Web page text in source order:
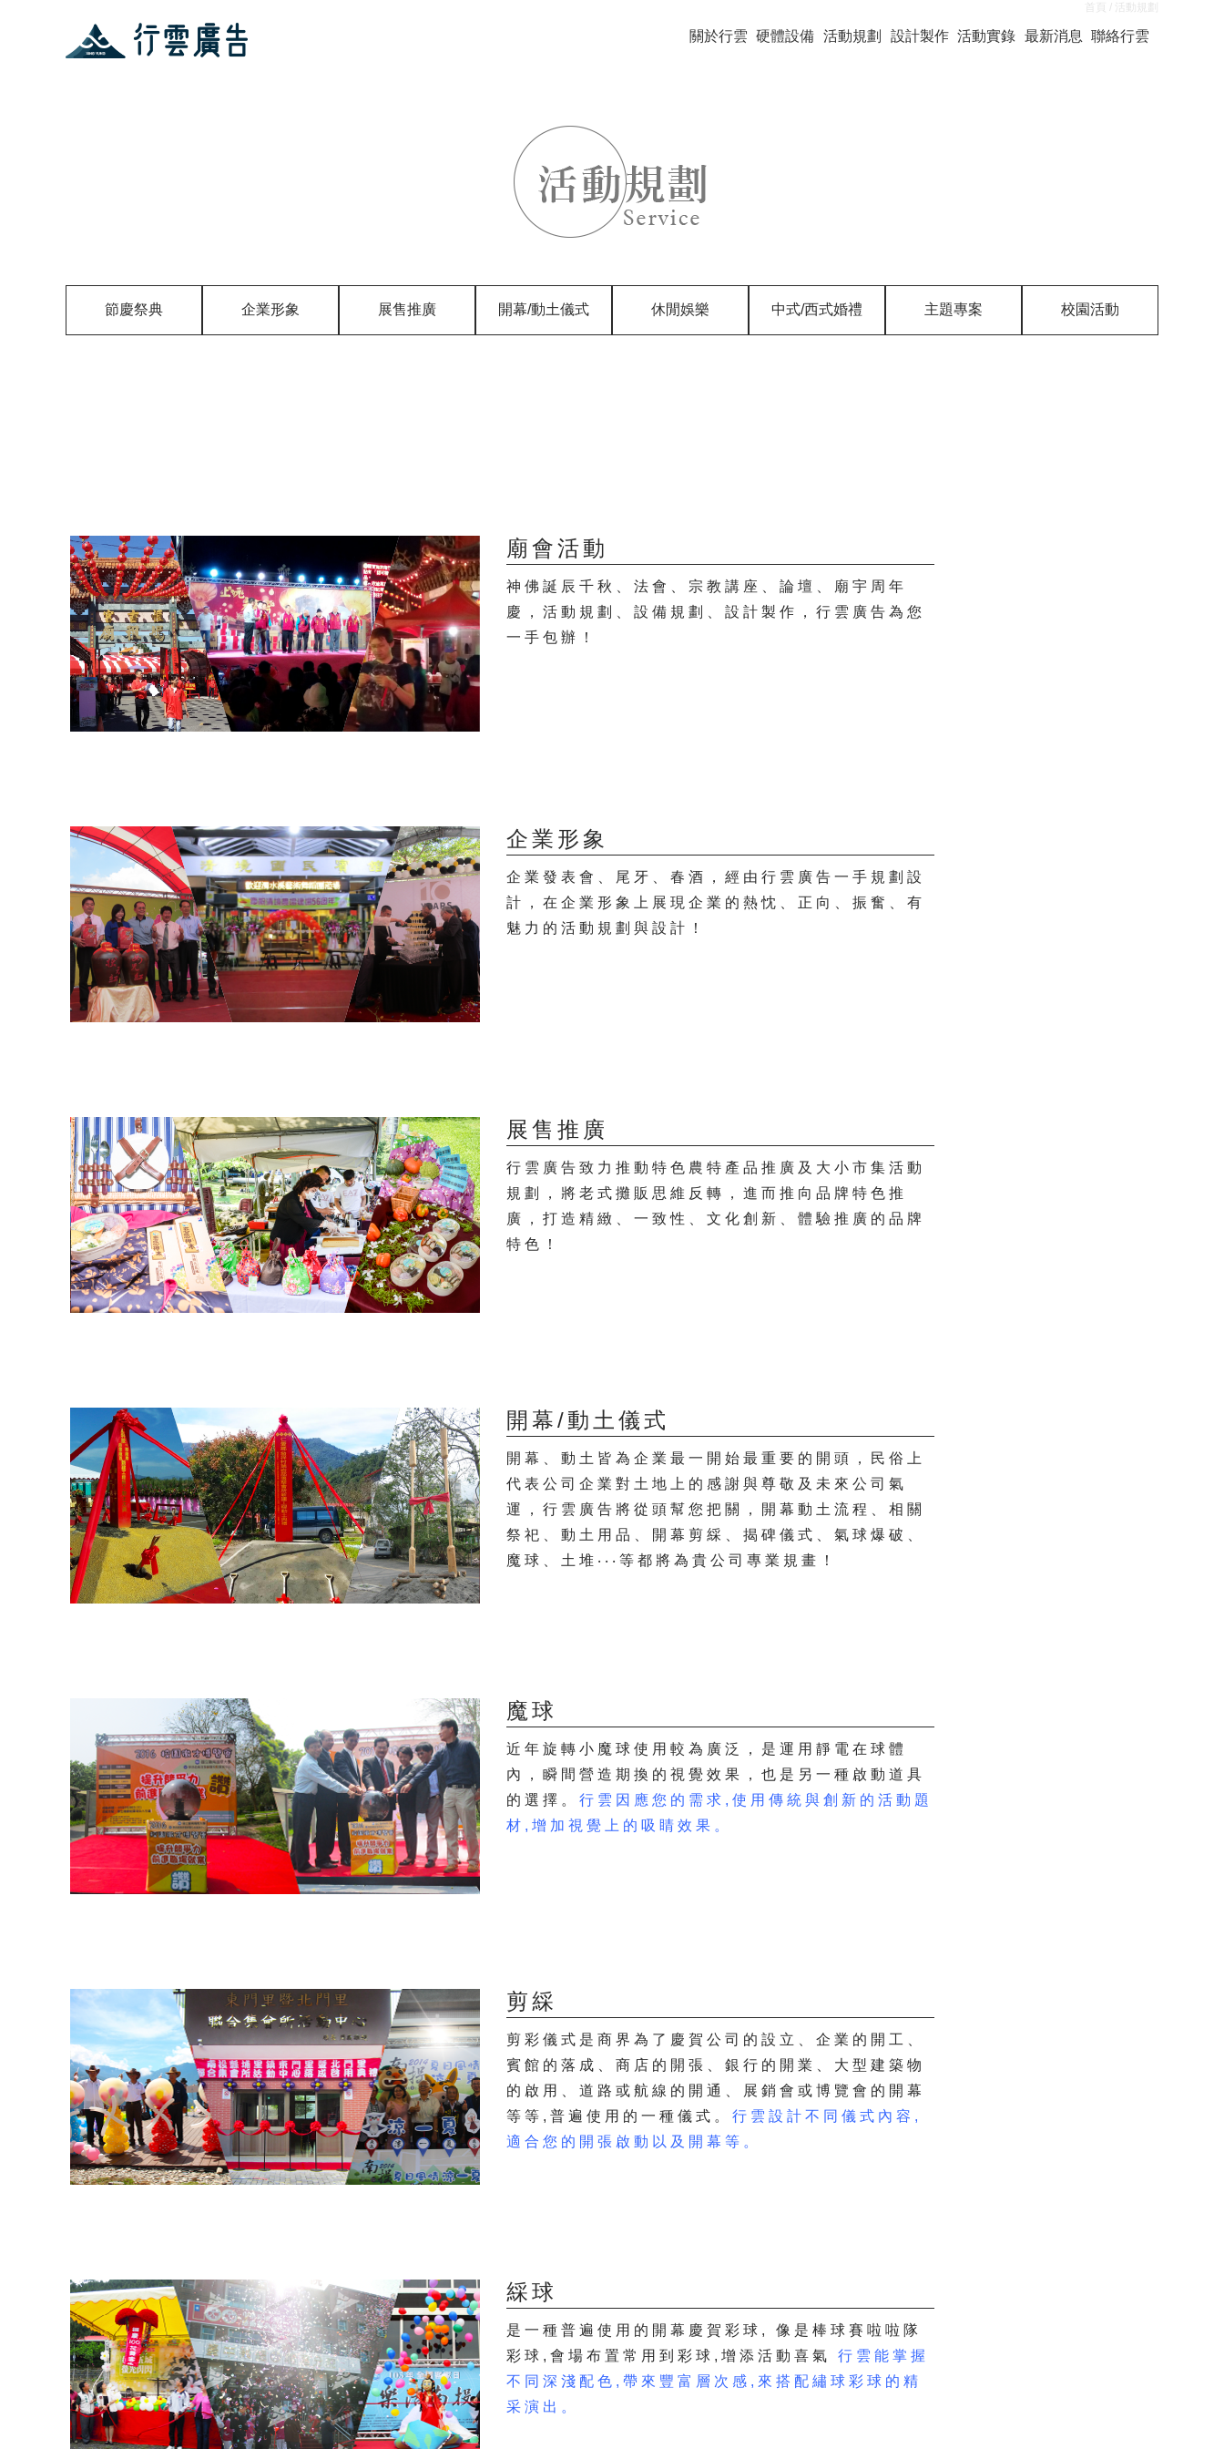
關於行雲 硬體設備 活動規劃 設計製作 活動實錄 最新消息 聯絡行雲
首頁 / 活動規劃
節慶祭典 企業形象 展售推廣 開幕/動土儀式 休閒娛樂 中式/西式婚禮 主題專案 校園活動
廟會活動
神佛誕辰千秋、法會、宗教講座、論壇、廟宇周年
慶，活動規劃、設備規劃、設計製作，行雲廣告為您
一手包辦！
企業形象
企業發表會、尾牙、春酒，經由行雲廣告一手規劃設
計，在企業形象上展現企業的熱忱、正向、振奮、有
魅力的活動規劃與設計！
展售推廣
行雲廣告致力推動特色農特產品推廣及大小市集活動
規劃，將老式攤販思維反轉，進而推向品牌特色推
廣，打造精緻、一致性、文化創新、體驗推廣的品牌
特色！
開幕/動土儀式
開幕、動土皆為企業最一開始最重要的開頭，民俗上
代表公司企業對土地上的感謝與尊敬及未來公司氣
運，行雲廣告將從頭幫您把關，開幕動土流程、相關
祭祀、動土用品、開幕剪綵、揭碑儀式、氣球爆破、
魔球、土堆‧‧‧等都將為貴公司專業規畫！
魔球
近年旋轉小魔球使用較為廣泛，是運用靜電在球體
內，瞬間營造期換的視覺效果，也是另一種啟動道具
的選擇。行雲因應您的需求,使用傳統與創新的活動題
材,增加視覺上的吸睛效果。
剪綵
剪彩儀式是商界為了慶賀公司的設立、企業的開工、
賓館的落成、商店的開張、銀行的開業、大型建築物
的啟用、道路或航線的開通、展銷會或博覽會的開幕
等等,普遍使用的一種儀式。行雲設計不同儀式內容,
適合您的開張啟動以及開幕等。
綵球
是一種普遍使用的開幕慶賀彩球, 像是棒球賽啦啦隊
彩球,會場布置常用到彩球,增添活動喜氣行雲能掌握
不同深淺配色,帶來豐富層次感,來搭配繡球彩球的精
采演出。